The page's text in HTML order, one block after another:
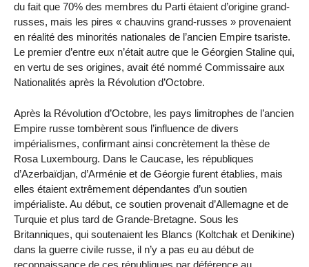
du fait que 70% des membres du Parti étaient d’origine grand-
russes, mais les pires « chauvins grand-russes » provenaient
en réalité des minorités nationales de l’ancien Empire tsariste.
Le premier d’entre eux n’était autre que le Géorgien Staline qui,
en vertu de ses origines, avait été nommé Commissaire aux
Nationalités après la Révolution d’Octobre.
Après la Révolution d’Octobre, les pays limitrophes de l’ancien
Empire russe tombèrent sous l’influence de divers
impérialismes, confirmant ainsi concrètement la thèse de
Rosa Luxembourg. Dans le Caucase, les républiques
d’Azerbaïdjan, d’Arménie et de Géorgie furent établies, mais
elles étaient extrêmement dépendantes d’un soutien
impérialiste. Au début, ce soutien provenait d’Allemagne et de
Turquie et plus tard de Grande-Bretagne. Sous les
Britanniques, qui soutenaient les Blancs (Koltchak et Denikine)
dans la guerre civile russe, il n’y a pas eu au début de
reconnaissance de ces républiques par déférence au